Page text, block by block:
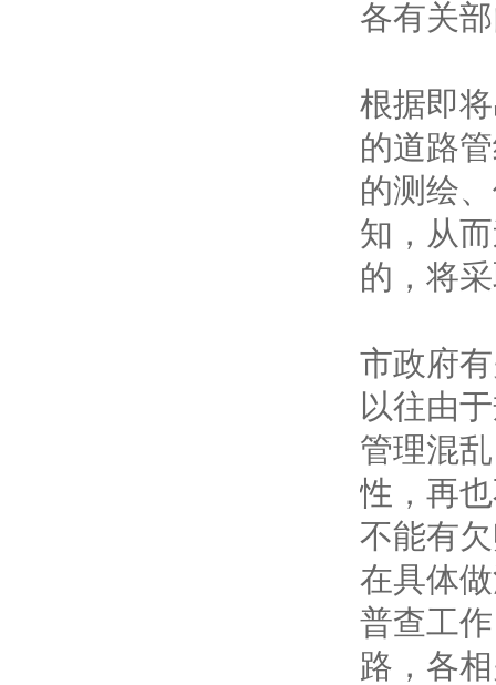
各有关
根据即
的道路
的测绘
知，从
的，将
市政府
以往由
管理混
性，再
不能有
在具体
普查工
路，各